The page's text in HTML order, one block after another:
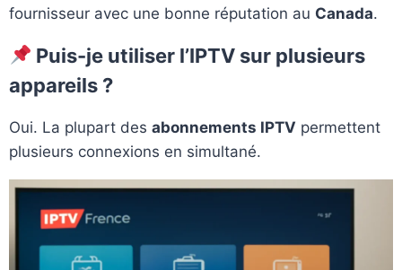
fournisseur avec une bonne réputation au Canada.
Puis-je utiliser l’IPTV sur plusieurs
appareils ?
Oui. La plupart des abonnements IPTV permettent
plusieurs connexions en simultané.